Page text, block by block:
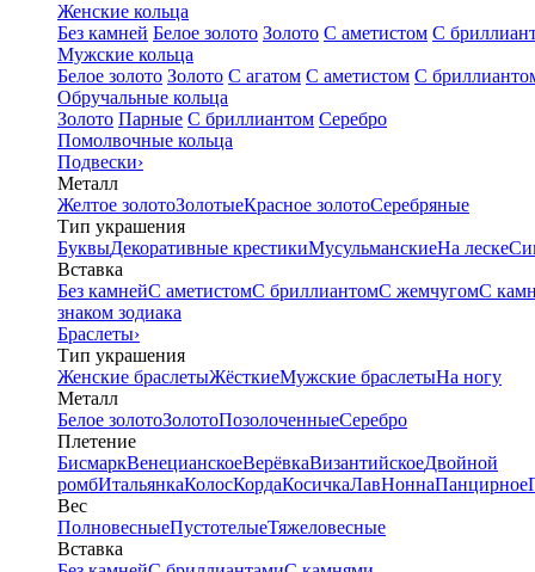
Женские кольца
Без камней Белое золото Золото С аметистом С
Мужские кольца
Белое золото Золото С агатом С аметистом С
Обручальные кольца
Золото Парные С бриллиантом Серебро
Помолвочные кольца
Подвески›
Металл
Желтое золотоЗолотыеКрасное золотоСеребряные
Тип украшения
БуквыДекоративные крестикиМусульманскиеНа леске
Вставка
Без камнейС аметистомС бриллиантомС жемчугомС
знаком зодиака
Браслеты›
Тип украшения
Женские браслетыЖёсткиеМужские браслетыНа ногу
Металл
Белое золотоЗолотоПозолоченныеСеребро
Плетение
БисмаркВенецианскоеВерёвкаВизантийскоеДвойной
ромбИтальянкаКолосКордаКосичкаЛавНоннаПанцирное
Вес
ПолновесныеПустотелыеТяжеловесные
Вставка